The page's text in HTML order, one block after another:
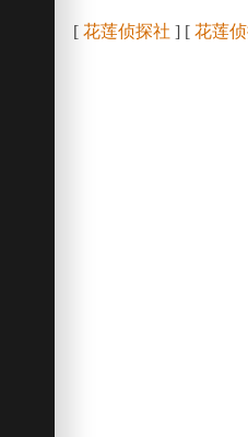
[花莲侦探社 ] [花莲